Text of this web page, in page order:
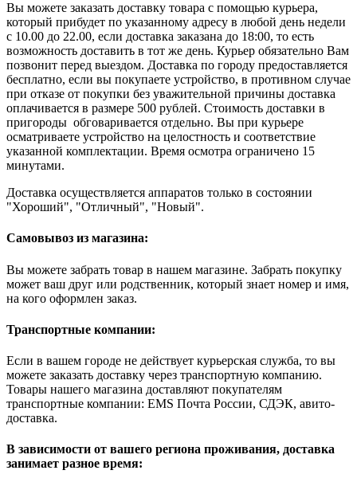
Вы можете заказать доставку товара с помощью курьера,
который прибудет по указанному адресу в любой день недели
с 10.00 до 22.00, если доставка заказана до 18:00, то есть
возможность доставить в тот же день. Курьер обязательно Вам
позвонит перед выездом. Доставка по городу предоставляется
бесплатно, если вы покупаете устройство, в противном случае
при отказе от покупки без уважительной причины доставка
оплачивается в размере 500 рублей. Стоимость доставки в
пригороды обговаривается отдельно. Вы при курьере
осматриваете устройство на целостность и соответствие
указанной комплектации. Время осмотра ограничено 15
минутами.
Доставка осуществляется аппаратов только в состоянии
"Хороший", "Отличный", "Новый".
Самовывоз из магазина:
Вы можете забрать товар в нашем магазине. Забрать покупку
может ваш друг или родственник, который знает номер и имя,
на кого оформлен заказ.
Транспортные компании:
Если в вашем городе не действует курьерская служба, то вы
можете заказать доставку через транспортную компанию.
Товары нашего магазина доставляют покупателям
транспортные компании: EMS Почта России, СДЭК, авито-
доставка.
В зависимости от вашего региона проживания, доставка
занимает разное время: